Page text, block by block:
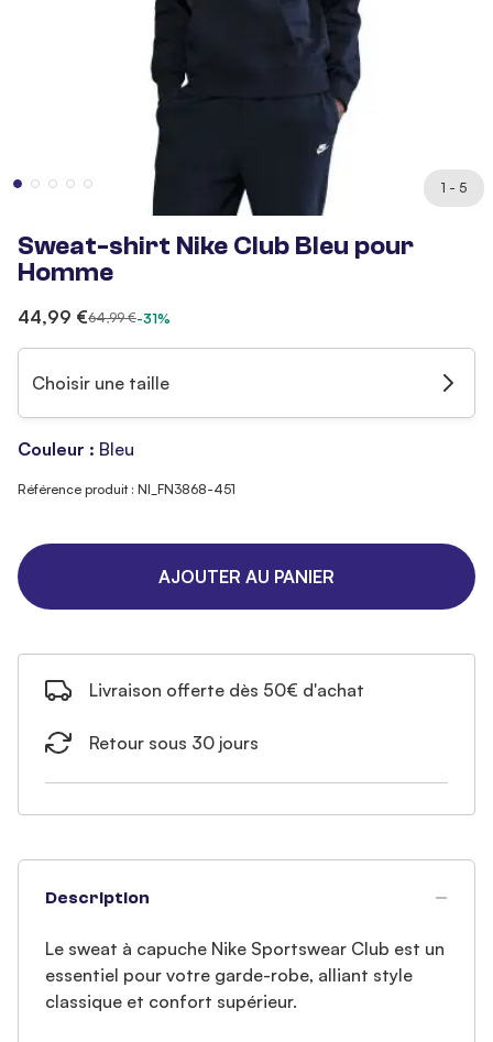
1 - 5
Sweat-shirt Nike Club Bleu pour
Homme
44,99 €64,99 €-31%
Choisir une taille
Couleur : Bleu
Référence produit : NI_FN3868-451
AJOUTER AU PANIER
Livraison offerte dès 50€ d'achat
Retour sous 30 jours
Description
Le sweat à capuche Nike Sportswear Club est un
essentiel pour votre garde-robe, alliant style
classique et confort supérieur.